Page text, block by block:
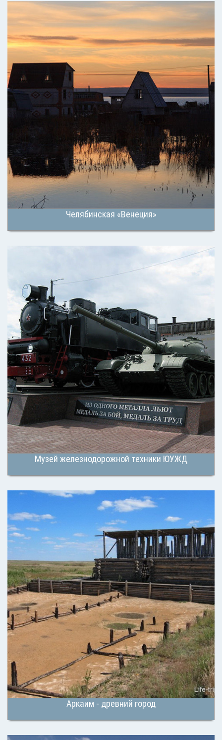
Челябинская «Венеция»
Музей железнодорожной техники ЮУЖД
Аркаим - древний город